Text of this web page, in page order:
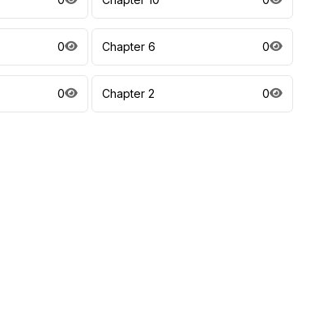
0 Chapter 6 0
0 Chapter 2 0